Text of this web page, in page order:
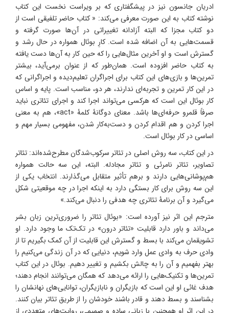
ادریان جانسون نیز در پیشگفتاری که بر ویراست نخست این کتاب
نوشته کتاب به این صورت معرفی می‌کند: « کتاب حاضر تلفیقی است از
دو کتاب مجزا که البته آزادانه تغییراتی در آن‌ها صورت گرفته و
قسمت‌هایی به آن اضافه ‌شده است. کارِ بوئال همواره در حال رشد و
گسترش است و او آخرین مثال‌هایی را که حین کار به آن‌ها دست‌ یافته
به کتاب حاضر افزوده است. همان‌طور که از عنوان برمی‌آید، بیشتر
تمرین‌ها و بازی‌های این کتاب برای اجراگران تعلیم‌دیده و اجراگرانی که
در این کار تمرین و تجربه‌ای ندارند، هر دو، مناسب است. پایه و اساس
کار بوئال این است که هرکسی می‌تواند اجرا کند و اجرای تئاتری نباید
صرفاً قلمرو حرفه‌ای‌ها باشد. معنای دوگانۀ کلمۀ «act»، هم به معنی
اجرا کردن و هم اقدام کردن و دست‌به‌کار شدن، مفهومی بسیار مهم و
اساسی در کار بوئال است.
در این کتاب، سه روش اصلی در تئاتر سرکوب‌شدگان مطرح‌شده‌اند: تئاتر
تصاویر، تئاتر نامرئی و تئاتر مجادله. البته، این سه حالت همواره
هم‌پوشانی‌هایی دارند و برهم تأثیر متقابل می‌گذارند. انتخاب یکی از
این سه روش برای کار بستگی دارد به اینکه اجرا در چه موقعیتی شکل
می‌گیرد و آن برنامۀ تئاتری چه هدفی را دنبال می‌کند.»
مترجم این اثر نیز آورده است: «بوئال تئاتر را ضروری‌ترین زبان بشر
می‌داند و باور دارد قابلیت «تئاتر درون» در تک‌تک‌ ما وجود دارد. او
تشویقمان می‌کند با بسط و گسترش این قابلیت از آن کمک بگیریم تا از
وادی حرف به وادی عمل وارد شویم، دنیایی که در آن زندگی می‌کنیم را
بهتر بفهمیم و آن را به چالش بکشیم و تغییر دهیم. بوئال در این کتاب
تمرین‌ها و تکنیک‌هایی را ارائه می‌دهد که همگان می‌توانند انجام دهند؛
هدف غائی او این است که بازیگران و نابازیگران، توانایی‌‌های نهانشان را
بشناسند و بسط دهند و قادر باشند خودشان را از طریق تئاتر بیان کنند.